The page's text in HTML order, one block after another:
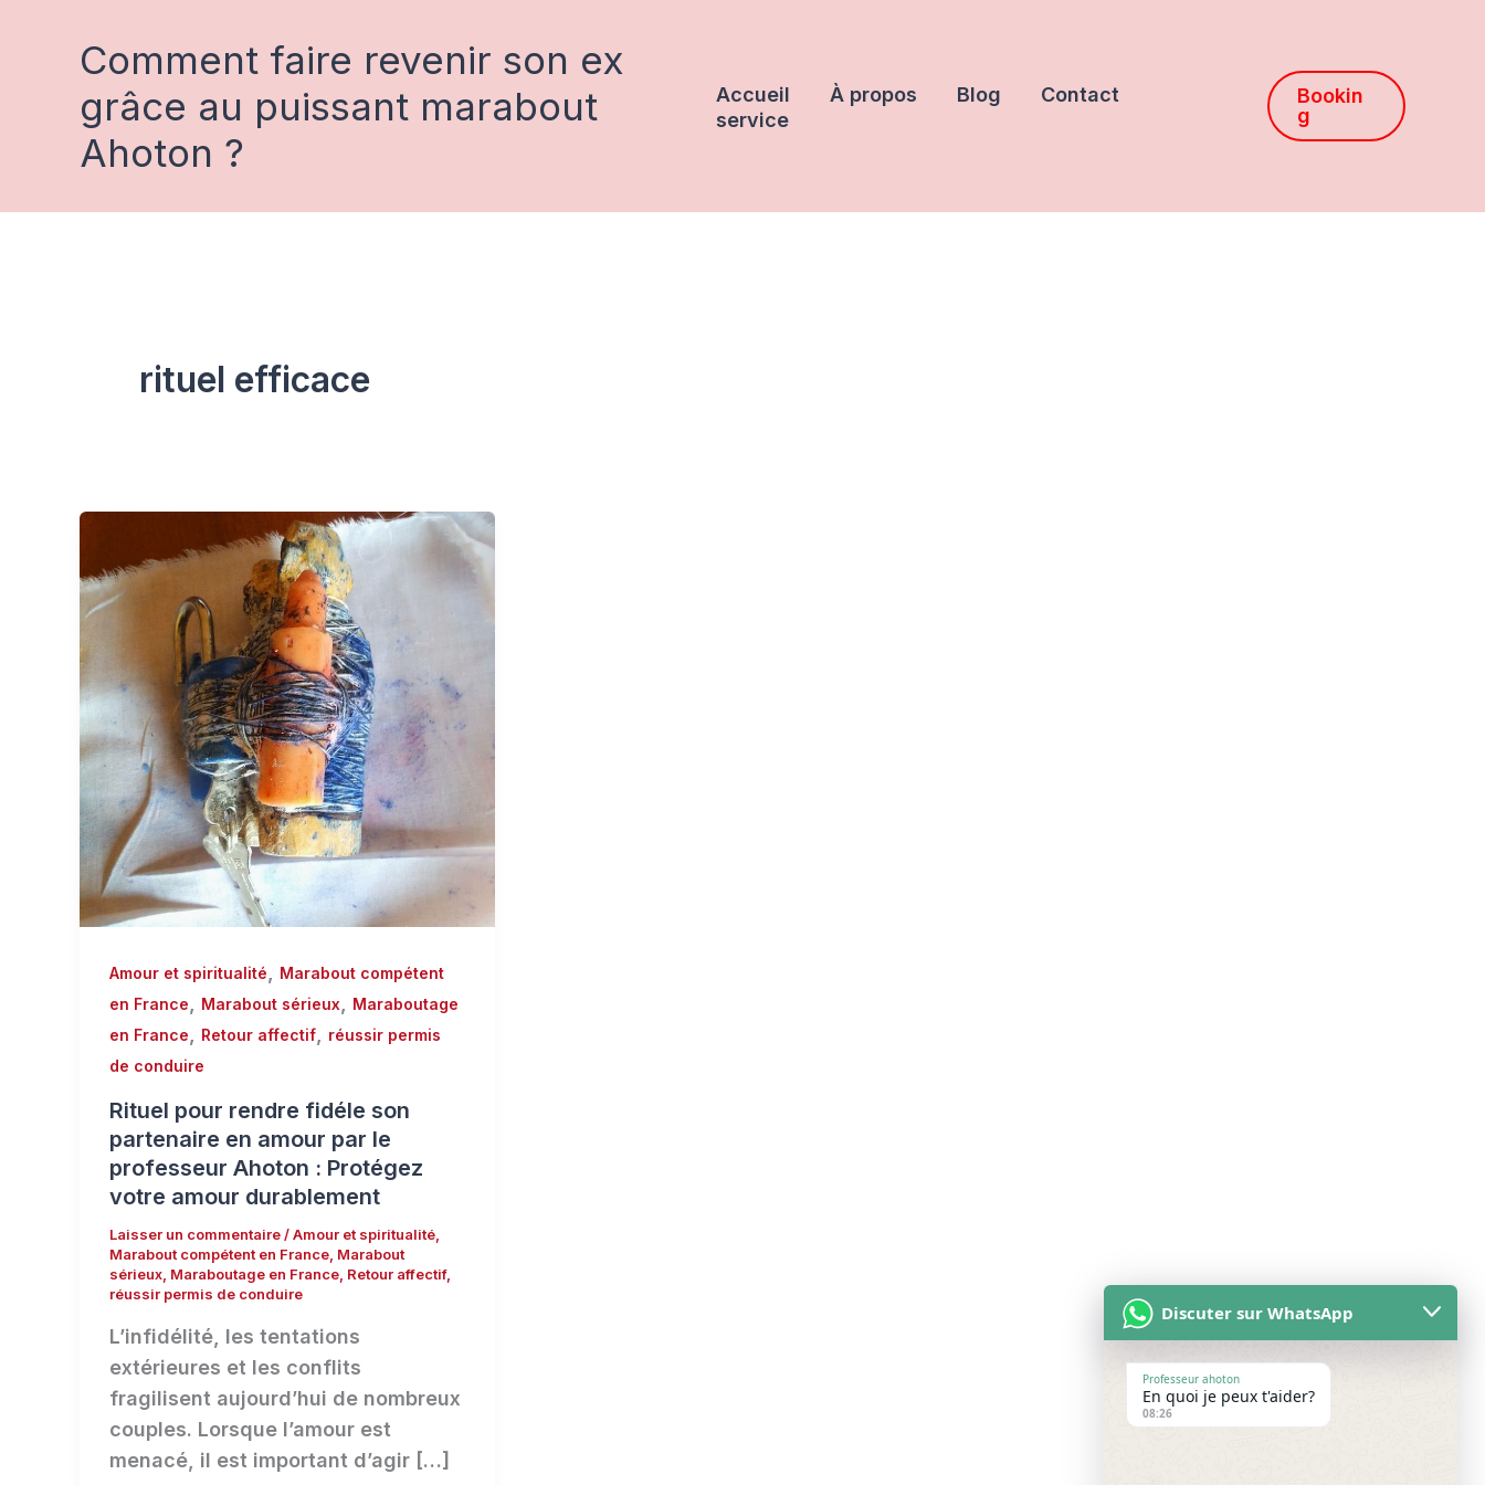
Comment faire revenir son ex
grâce au puissant marabout
Ahoton ?
Accueil À propos Blog
Contact
service
Bookin
g
rituel efficace
Amour et spiritualité
Marabout compétent
en France
Marabout sérieux
Maraboutage
en France
Retour affectif
réussir permis
de conduire
Rituel pour rendre fidéle son
partenaire en amour par le
professeur Ahoton : Protégez
votre amour durablement
Laisser un commentaire/Amour et spiritualité,
Marabout compétent en France, Marabout
sérieux, Maraboutage en France, Retour affectif,
réussir permis de conduire
L’infidélité, les tentations
extérieures et les conflits
fragilisent aujourd’hui de nombreux
couples. Lorsque l’amour est
menacé, il est important d’agir […]
Discuter sur WhatsApp
Professeur ahoton
En quoi je peux t'aider?
08:26